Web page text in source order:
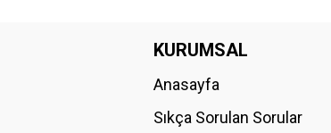
Ürün resmi kalitesiz, bozuk veya görüntülenemiyor.
KURUMSAL
Anasayfa
Sıkça Sorulan Sorular